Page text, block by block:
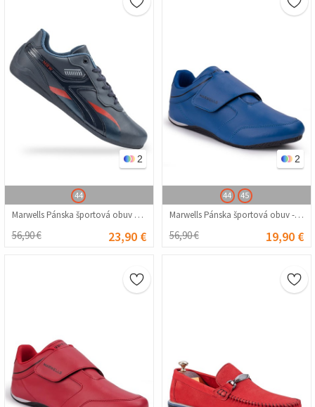
2
44
Marwells Pánska športová obuv námornícka modrá 202108355658
56,90 € 23,90 €
2
44 45
Marwells Pánska športová obuv - Modrá 20210835509
56,90 € 19,90 €